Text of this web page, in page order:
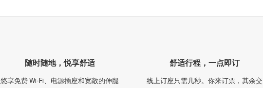
随时随地，悦享舒适
悠享免费 Wi-Fi、电源插座和宽敞的伸腿
舒适行程，一点即订
线上订座只需几秒。你来订票，其余交